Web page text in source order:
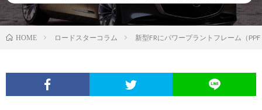
HOME ロードスターコラム 新型FRにパワープラントフレーム（